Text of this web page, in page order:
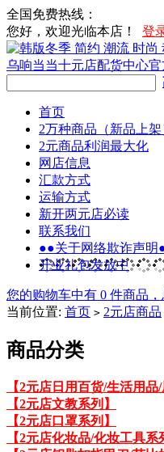
全国免费热线：
您好，欢迎光临本店！
登
首页
2万种商品（新品上架
2元商品利润最大化
网店信息
汇款方式
运输方式
新开两元店必读
联系我们
●●关于网络欺诈声明
开业礼包发放中
您的购物车中有 0 件商品，
当前位置: 首页 > 2元店商品
商品分类
【2元店日用百货/生活用品/
【2元店文教系列】
【2元店口罩系列】
【2元店化妆品/化妆工具系